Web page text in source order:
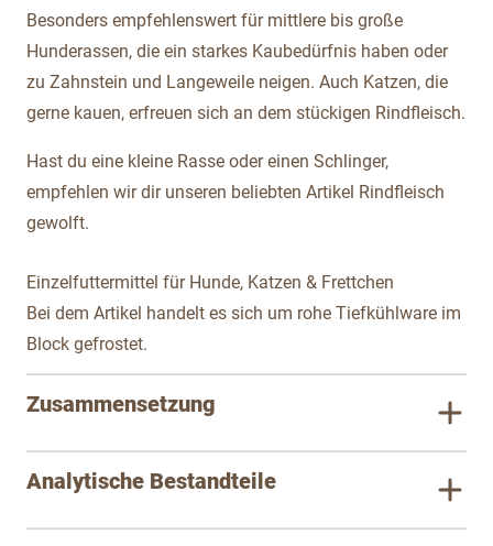
Besonders empfehlenswert für mittlere bis große
Hunderassen, die ein starkes Kaubedürfnis haben oder
zu Zahnstein und Langeweile neigen. Auch Katzen, die
gerne kauen, erfreuen sich an dem stückigen Rindfleisch.
Hast du eine kleine Rasse oder einen Schlinger,
empfehlen wir dir unseren beliebten Artikel Rindfleisch
gewolft.
Einzelfuttermittel für Hunde, Katzen & Frettchen
Bei dem Artikel handelt es sich um rohe Tiefkühlware im
Block gefrostet.
Zusammensetzung
Analytische Bestandteile